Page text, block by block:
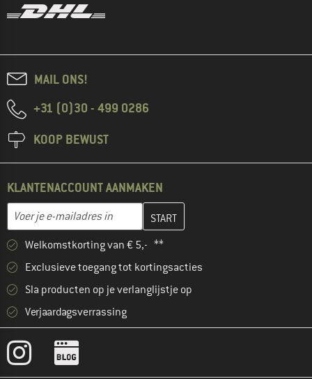
MAIL ONS!
+31 (0)30 - 499 0286
KOOP BEWUST
KLANTENACCOUNT AANMAKEN
E-mailadres
Vul je e-mailadres hier in en maak in de volgende stap je
Welkomstkorting van € 5,- **
Exclusieve toegang tot kortingsacties
Sla producten op je verlanglijstje op
Verjaardagsverrassing